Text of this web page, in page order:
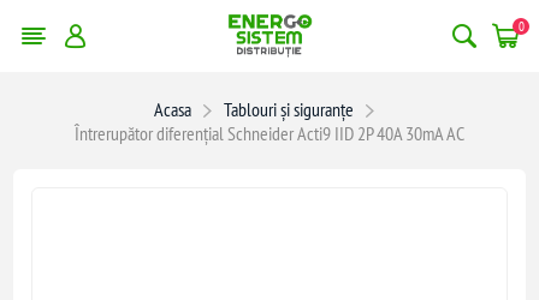
0
Acasa
Tablouri și siguranțe
Întrerupător diferențial Schneider Acti9 IID 2P 40A 30mA AC